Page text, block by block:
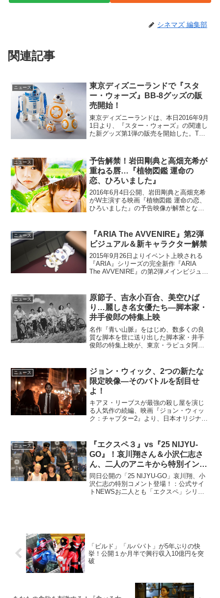
シネマズ 編集部
関連記事
ニュース
東京ディズニーランドで『スタ
ー・ウォーズ』BB-8グッズの販
売開始！
東京ディズニーランドは、本日2016年9月
1日より、『スター・ウォーズ』の関連し
た新グッズ第1弾の販売を開始した。TDL
2015年に公開され、世界的な大ヒットと
なった...
ニュース
予告解禁！岩田剛典と高畑充希が
重ねる唇…『植物図鑑 運命の
恋、ひろいました』
2016年6月4日公開、岩田剛典と高畑充希
がW主演する映画『植物図鑑 運命の恋、
ひろいました』の予告映像が解禁となっ
ん、よかったら俺を拾ってくれません
か？噛みません、しつ...
ニュース
『ARIA The AVVENIRE』第2弾
ビジュアル＆新キャラクター解禁
2015年9月26日よりイベント上映される
『ARIA』シリーズの完全新作『ARIA
The AVVENIRE』の第2弾メインビジュア
グコミック『ARIA』。水の星・ア...
ニュース
原節子、吉永小百合、美空ひば
り…麗しき名女優たち―脚本家・
井手俊郎の特集上映
名作『青い山脈』をはじめ、数多くの良
質な脚本を世に送り出した脚本家・井手
俊郎の特集上映が、東京・ラピュタ阿佐
ター女優たちの華やかで繊細な演技の
数々脚本家・井手俊...
ニュース
ジョン・ウィック、2つの新たな
限定映像―そのバトルを刮目せ
よ！
キアヌ・リーブスが最強の殺し屋を演じ
る人気作の続編、映画『ジョン・ウィッ
ク：チャプター2』より、日本オリジナル
新たな限定スポット映像伝説の殺し屋ジ
ョン・ウィック(キ...
ニュース
『エクスペ３』vs『25 NIJYU-
GO』！哀川翔さん＆小沢仁志さ
ん、二人のアニキから特別インタ
ビュー映像 公開♪
同日公開の「25 NIJYU-GO」哀川翔、小
沢仁志の特別コメント登場！：公式サイ
トNEWSお二人とも「エクスペ」シリー
「ビルド」「ルパパト」が5年ぶりの快
挙！公開１か月半で興行収入10億円を突
破